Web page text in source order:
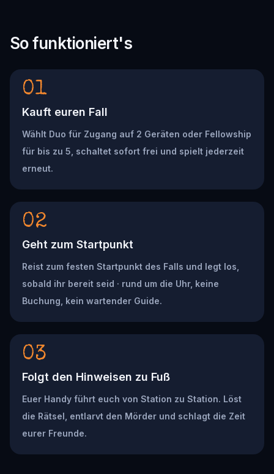
So funktioniert's
01
Kauft euren Fall
Wählt Duo für Zugang auf 2 Geräten oder Fellowship
für bis zu 5, schaltet sofort frei und spielt jederzeit
erneut.
02
Geht zum Startpunkt
Reist zum festen Startpunkt des Falls und legt los,
sobald ihr bereit seid · rund um die Uhr, keine
Buchung, kein wartender Guide.
03
Folgt den Hinweisen zu Fuß
Euer Handy führt euch von Station zu Station. Löst
die Rätsel, entlarvt den Mörder und schlagt die Zeit
eurer Freunde.